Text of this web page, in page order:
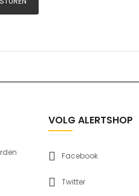
VOLG ALERTSHOP
Facebook
Twitter